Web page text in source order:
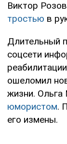
Виктор
тростью в
Длительный
соцсети
ошеломил
жизни. Ольга
юмористом.
его измены.